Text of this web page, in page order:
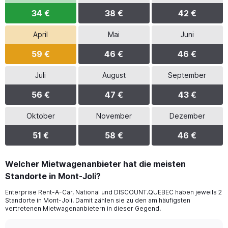
34 € 38 € 42 €
April
59 €
Mai
46 €
Juni
46 €
Juli
56 €
August
47 €
September
43 €
Oktober
51 €
November
58 €
Dezember
46 €
Welcher Mietwagenanbieter hat die meisten
Standorte in Mont-Joli?
Enterprise Rent-A-Car, National und DISCOUNT.QUEBEC haben jeweils 2
Standorte in Mont-Joli. Damit zählen sie zu den am häufigsten
vertretenen Mietwagenanbietern in dieser Gegend.